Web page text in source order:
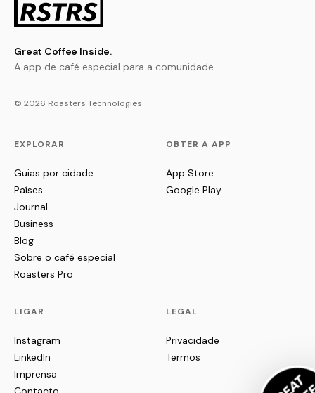
Great Coffee Inside.
A app de café especial para a comunidade.
© 2026 Roasters Technologies
EXPLORAR
Guias por cidade
Países
Journal
Business
Blog
Sobre o café especial
Roasters Pro
OBTER A APP
App Store
Google Play
LIGAR
Instagram
LinkedIn
Imprensa
LEGAL
Privacidade
Termos